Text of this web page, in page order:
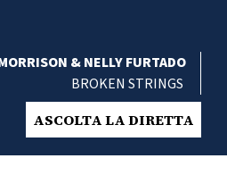
& NELLY FURTADO
BROKEN STRINGS
ASCOLTA LA DIRETTA